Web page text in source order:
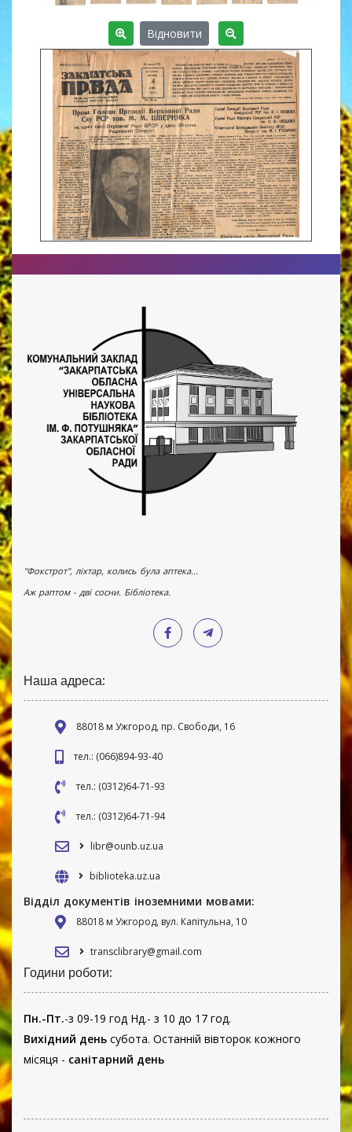
Відновити
"Фокстрот", ліхтар, колись була аптека...
Аж раптом - дві сосни. Бібліотека.
Наша адреса:
88018 м Ужгород, пр. Свободи, 16
тел.: (066)894-93-40
тел.: (0312)64-71-93
тел.: (0312)64-71-94
libr@ounb.uz.ua
biblioteka.uz.ua
Відділ документів іноземними мовами:
88018 м Ужгород, вул. Капітульна, 10
transclibrary@gmail.com
Години роботи:
Пн.-Пт.-з 09-19 год Нд.- з 10 до 17 год.
Вихідний день субота. Останній вівторок кожного
місяця - санітарний день